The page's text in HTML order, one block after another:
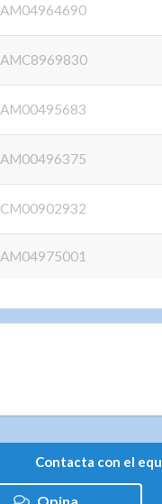
AM04964690
AMC8969830
AM00495683
AM00496375
CM00902932
AM04975001
Contacta con el